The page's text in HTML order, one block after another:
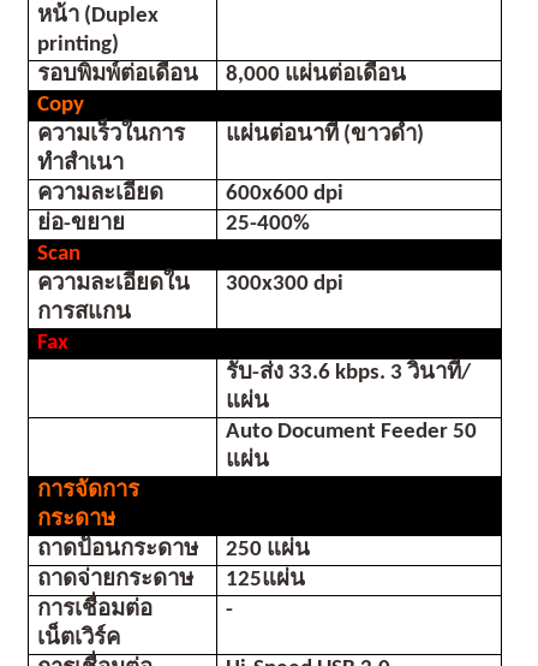
หน้า (Duplex
printing)
รอบพิมพ์ต่อเดือน
8,000 แผ่นต่อเดือน
Copy
ความเร็วในการ
ทำสำเนา
แผ่นต่อนาที (ขาวดำ)
ความละเอียด
600x600 dpi
ย่อ-ขยาย
25-400%
Scan
ความละเอียดใน
การสแกน
300x300 dpi
Fax
รับ-ส่ง 33.6 kbps. 3 วินาที/
แผ่น
Auto Document Feeder 50
แผ่น
การจัดการ
กระดาษ
ถาดป้อนกระดาษ
250 แผ่น
ถาดจ่ายกระดาษ
125แผ่น
การเชื่อมต่อ
เน็ตเวิร์ค
-